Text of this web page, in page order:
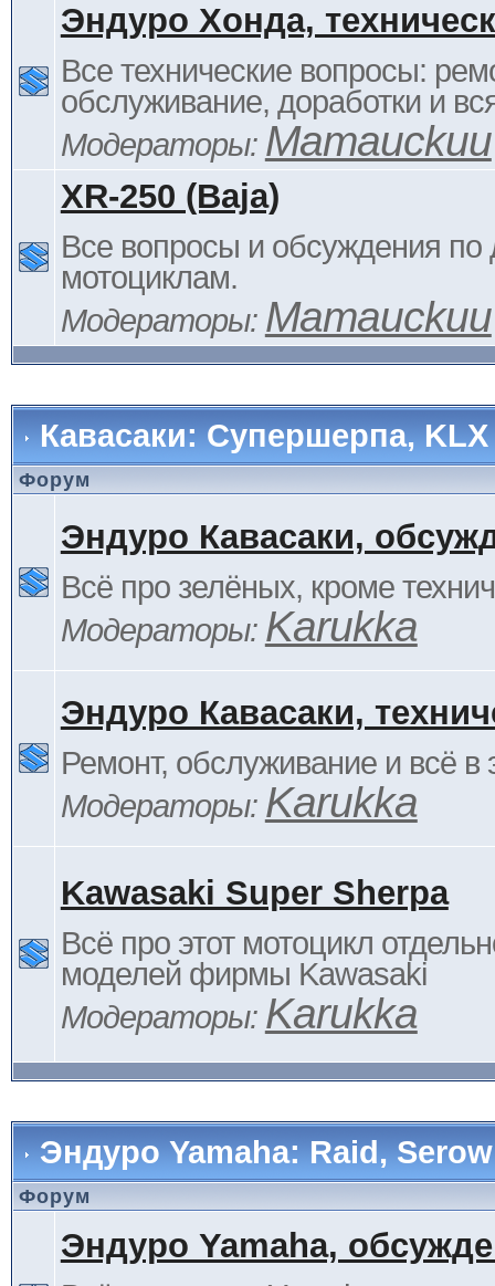
Эндуро Хонда,
Все технические вопросы:
обслуживание, доработки и
Модераторы: Mamauckuu
XR-250 (Baja)
Все вопросы и обсуждения
мотоциклам.
Модераторы: Mamauckuu
Кавасаки: Супершерпа,
Форум
Эндуро Кавасаки,
Всё про зелёных, кроме
Модераторы: Karukka
Эндуро Кавасаки,
Ремонт, обслуживание и всё в
Модераторы: Karukka
Kawasaki Super Sherpa
Всё про этот мотоцикл
моделей фирмы Kawasaki
Модераторы: Karukka
Эндуро Yamaha: Raid,
Форум
Эндуро Yamaha,